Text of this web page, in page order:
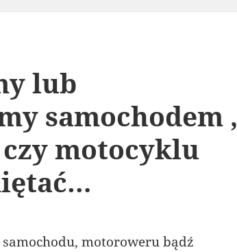
lub
samochodem ,
motocyklu
motoroweru bądź